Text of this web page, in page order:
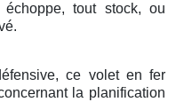
tout stock, ou
ce volet en fer
la planification